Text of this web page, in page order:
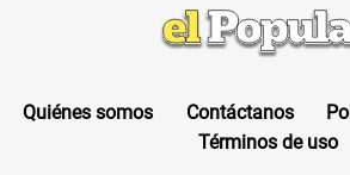
Quiénes somos Contáctanos
Términos de uso